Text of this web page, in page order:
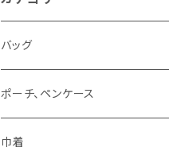
バッグ
ポーチ、ペンケース
巾着